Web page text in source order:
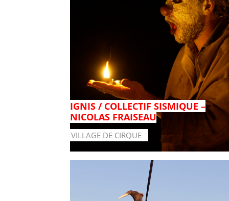
IGNIS / COLLECTIF SISMIQUE –
NICOLAS FRAISEAU
VILLAGE DE CIRQUE